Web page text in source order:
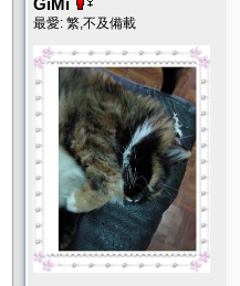
GiMi
最愛: 繁,不及備載